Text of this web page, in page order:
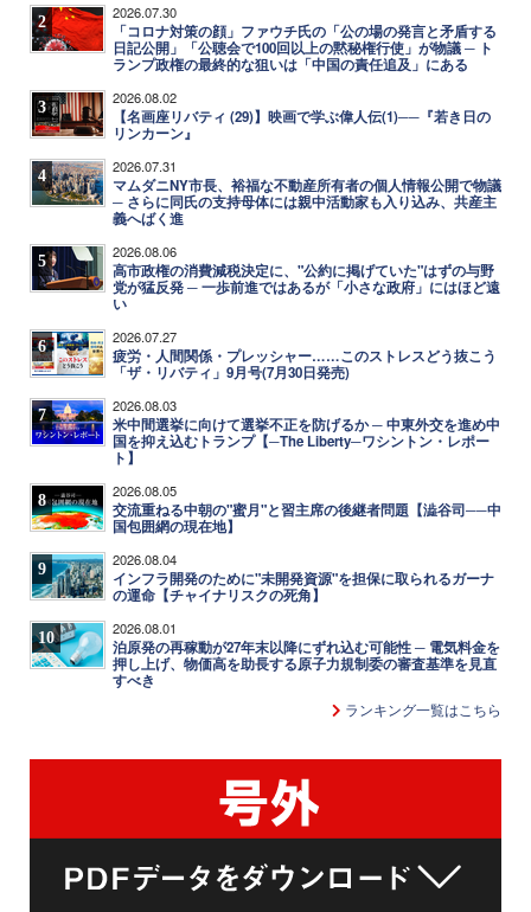
2 2026.07.30
「コロナ対策の顔」ファウチ氏の「公の場の発言と矛盾する
日記公開」「公聴会で100回以上の黙秘権行使」が物議 ─ ト
ランプ政権の最終的な狙いは「中国の責任追及」にある
3 2026.08.02
【名画座リバティ (29)】映画で学ぶ偉人伝(1)──『若き日の
リンカーン』
4 2026.07.31
マムダニNY市長、裕福な不動産所有者の個人情報公開で物議
─ さらに同氏の支持母体には親中活動家も入り込み、共産主
義へばく進
5 2026.08.06
高市政権の消費減税決定に、"公約に掲げていた"はずの与野
党が猛反発 ─ 一歩前進ではあるが「小さな政府」にはほど遠
い
6 2026.07.27
疲労・人間関係・プレッシャー……このストレスどう抜こう
「ザ・リバティ」9月号(7月30日発売)
7 2026.08.03
米中間選挙に向けて選挙不正を防げるか ─ 中東外交を進め中
国を抑え込むトランプ【─The Liberty─ワシントン・レポー
ト】
8 2026.08.05
交流重ねる中朝の"蜜月"と習主席の後継者問題【澁谷司──中
国包囲網の現在地】
9 2026.08.04
インフラ開発のために"未開発資源"を担保に取られるガーナ
の運命【チャイナリスクの死角】
10 2026.08.01
泊原発の再稼動が27年末以降にずれ込む可能性 ─ 電気料金を
押し上げ、物価高を助長する原子力規制委の審査基準を見直
すべき
ランキング一覧はこちら